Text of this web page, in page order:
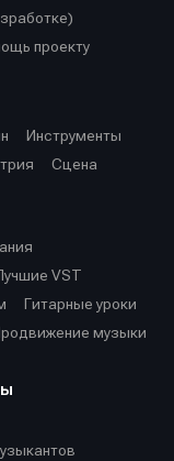
проекту
Инструменты
Сцена
VST
Гитарные уроки
музыки